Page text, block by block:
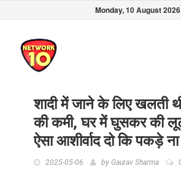
Monday, 10 August 2026
शादी में जाने के लिए खलती थी
की कमी, घर में घुसकर की
ऐसा आशीर्वाद दो कि पकड़े
2025-05-06 by Gaurav Sharma